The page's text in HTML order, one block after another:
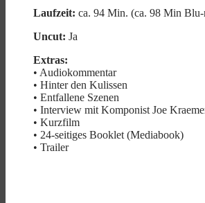
Laufzeit: ca. 94 Min. (ca. 98 Min
Uncut: Ja
Extras:
• Audiokommentar
• Hinter den Kulissen
• Entfallene Szenen
• Interview mit Komponist Joe
• Kurzfilm
• 24-seitiges Booklet (Mediabook)
• Trailer